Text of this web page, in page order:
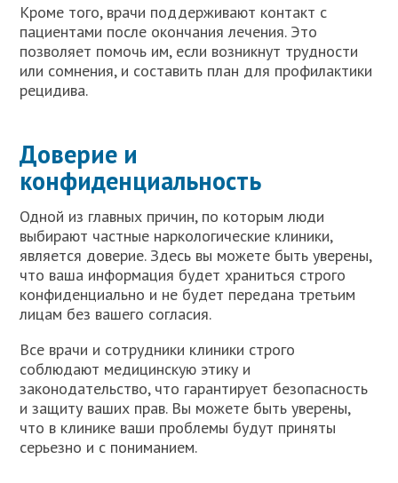
Кроме того, врачи поддерживают контакт с
пациентами после окончания лечения. Это
позволяет помочь им, если возникнут трудности
или сомнения, и составить план для профилактики
рецидива.
Доверие и
конфиденциальность
Одной из главных причин, по которым люди
выбирают частные наркологические клиники,
является доверие. Здесь вы можете быть уверены,
что ваша информация будет храниться строго
конфиденциально и не будет передана третьим
лицам без вашего согласия.
Все врачи и сотрудники клиники строго
соблюдают медицинскую этику и
законодательство, что гарантирует безопасность
и защиту ваших прав. Вы можете быть уверены,
что в клинике ваши проблемы будут приняты
серьезно и с пониманием.